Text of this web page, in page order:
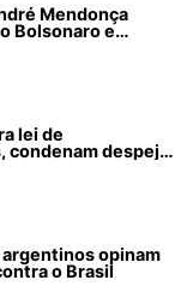
Mendonça
Bolsonaro e
lei de
despejos
argentinos opinam
o Brasil